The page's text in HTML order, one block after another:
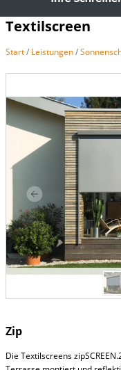
Textilscreen
Start/ Leistungen/
Zip
Die Textilscreens